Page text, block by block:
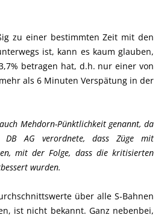
zu einer bestimmten Zeit mit den
ist, kann es kaum glauben,
betragen hat, d.h. nur einer von
als 6 Minuten Verspätung in der
Mehdorn-Pünktlichkeit genannt, da
DB AG verordnete, dass Züge mit
mit der Folge, dass die kritisierten
wurden.
über alle S-Bahnen
ist nicht bekannt. Ganz nebenbei,